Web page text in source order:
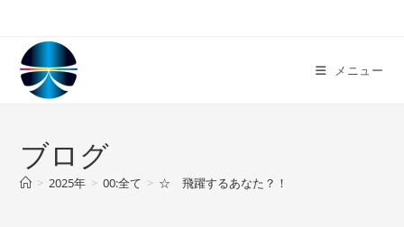
メニュー
ブログ
> 2025年 > 00:全て > ☆ 飛躍するあなた？！